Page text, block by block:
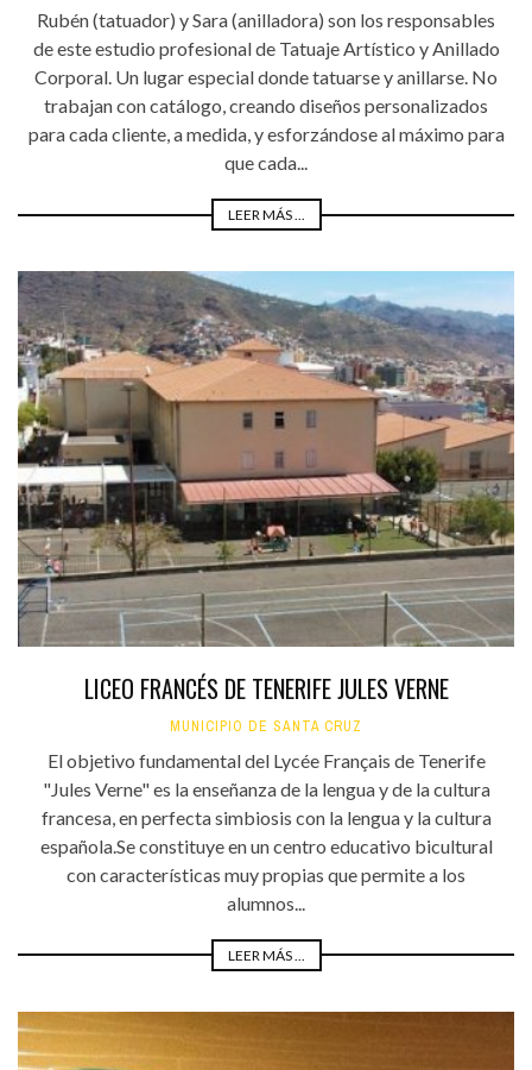
Rubén (tatuador) y Sara (anilladora) son los responsables
de este estudio profesional de Tatuaje Artístico y Anillado
Corporal. Un lugar especial donde tatuarse y anillarse. No
trabajan con catálogo, creando diseños personalizados
para cada cliente, a medida, y esforzándose al máximo para
que cada...
LEER MÁS ...
LICEO FRANCÉS DE TENERIFE JULES VERNE
MUNICIPIO DE SANTA CRUZ
El objetivo fundamental del Lycée Français de Tenerife
"Jules Verne" es la enseñanza de la lengua y de la cultura
francesa, en perfecta simbiosis con la lengua y la cultura
española.Se constituye en un centro educativo bicultural
con características muy propias que permite a los
alumnos...
LEER MÁS ...